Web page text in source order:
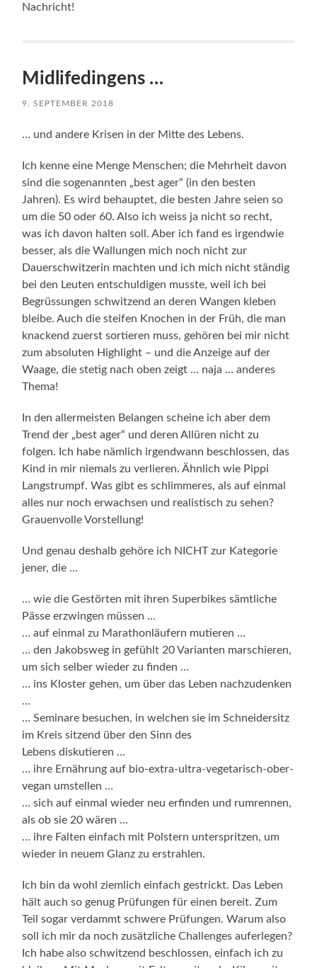
Nachricht!
Midlifedingens …
9. SEPTEMBER 2018
… und andere Krisen in der Mitte des Lebens.
Ich kenne eine Menge Menschen; die Mehrheit davon
sind die sogenannten „best ager“ (in den besten
Jahren). Es wird behauptet, die besten Jahre seien so
um die 50 oder 60. Also ich weiss ja nicht so recht,
was ich davon halten soll. Aber ich fand es irgendwie
besser, als die Wallungen mich noch nicht zur
Dauerschwitzerin machten und ich mich nicht ständig
bei den Leuten entschuldigen musste, weil ich bei
Begrüssungen schwitzend an deren Wangen kleben
bleibe. Auch die steifen Knochen in der Früh, die man
knackend zuerst sortieren muss, gehören bei mir nicht
zum absoluten Highlight – und die Anzeige auf der
Waage, die stetig nach oben zeigt … naja … anderes
Thema!
In den allermeisten Belangen scheine ich aber dem
Trend der „best ager“ und deren Allüren nicht zu
folgen. Ich habe nämlich irgendwann beschlossen, das
Kind in mir niemals zu verlieren. Ähnlich wie Pippi
Langstrumpf. Was gibt es schlimmeres, als auf einmal
alles nur noch erwachsen und realistisch zu sehen?
Grauenvolle Vorstellung!
Und genau deshalb gehöre ich NICHT zur Kategorie
jener, die …
… wie die Gestörten mit ihren Superbikes sämtliche
Pässe erzwingen müssen …
… auf einmal zu Marathonläufern mutieren …
… den Jakobsweg in gefühlt 20 Varianten marschieren,
um sich selber wieder zu finden …
… ins Kloster gehen, um über das Leben nachzudenken
…
… Seminare besuchen, in welchen sie im Schneidersitz
im Kreis sitzend über den Sinn des
Lebens diskutieren …
… ihre Ernährung auf bio-extra-ultra-vegetarisch-ober-
vegan umstellen …
… sich auf einmal wieder neu erfinden und rumrennen,
als ob sie 20 wären …
… ihre Falten einfach mit Polstern unterspritzen, um
wieder in neuem Glanz zu erstrahlen.
Ich bin da wohl ziemlich einfach gestrickt. Das Leben
hält auch so genug Prüfungen für einen bereit. Zum
Teil sogar verdammt schwere Prüfungen. Warum also
soll ich mir da noch zusätzliche Challenges auferlegen?
Ich habe also schwitzend beschlossen, einfach ich zu